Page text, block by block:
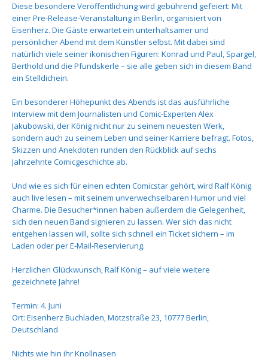
Diese besondere Veröffentlichung wird gebührend gefeiert: Mit
einer Pre-Release-Veranstaltung in Berlin, organisiert von
Eisenherz. Die Gäste erwartet ein unterhaltsamer und
persönlicher Abend mit dem Künstler selbst. Mit dabei sind
natürlich viele seiner ikonischen Figuren: Konrad und Paul, Spargel,
Berthold und die Pfundskerle – sie alle geben sich in diesem Band
ein Stelldichein.
Ein besonderer Höhepunkt des Abends ist das ausführliche
Interview mit dem Journalisten und Comic-Experten Alex
Jakubowski, der König nicht nur zu seinem neuesten Werk,
sondern auch zu seinem Leben und seiner Karriere befragt. Fotos,
Skizzen und Anekdoten runden den Rückblick auf sechs
Jahrzehnte Comicgeschichte ab.
Und wie es sich für einen echten Comicstar gehört, wird Ralf König
auch live lesen – mit seinem unverwechselbaren Humor und viel
Charme. Die Besucher*innen haben außerdem die Gelegenheit,
sich den neuen Band signieren zu lassen. Wer sich das nicht
entgehen lassen will, sollte sich schnell ein Ticket sichern – im
Laden oder per E-Mail-Reservierung.
Herzlichen Glückwunsch, Ralf König – auf viele weitere
gezeichnete Jahre!
Termin: 4. Juni
Ort: Eisenherz Buchladen, Motzstraße 23, 10777 Berlin,
Deutschland
Nichts wie hin ihr Knollnasen